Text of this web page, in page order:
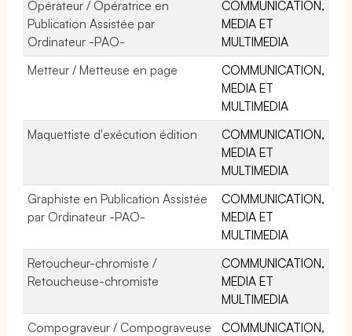
Opérateur / Opératrice en
Publication Assistée par
Ordinateur -PAO-
COMMUNICATION,
MEDIA ET
MULTIMEDIA
Metteur / Metteuse en page
COMMUNICATION,
MEDIA ET
MULTIMEDIA
Maquettiste d'exécution édition
COMMUNICATION,
MEDIA ET
MULTIMEDIA
Graphiste en Publication Assistée
par Ordinateur -PAO-
COMMUNICATION,
MEDIA ET
MULTIMEDIA
Retoucheur-chromiste /
Retoucheuse-chromiste
COMMUNICATION,
MEDIA ET
MULTIMEDIA
Compograveur / Compograveuse
COMMUNICATION,